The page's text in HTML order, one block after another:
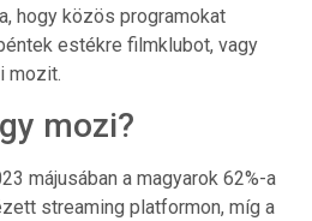
hogy közös programokat
estékre filmklubot, vagy
mozit.
mozi?
májusában a magyarok 62%-a
streaming platformon, míg a